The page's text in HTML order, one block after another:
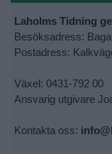
Laholms Tidning
Besöksadress:
Postadress:
Växel: 0431-792 00
Ansvarig utgivare
Kontakta oss: